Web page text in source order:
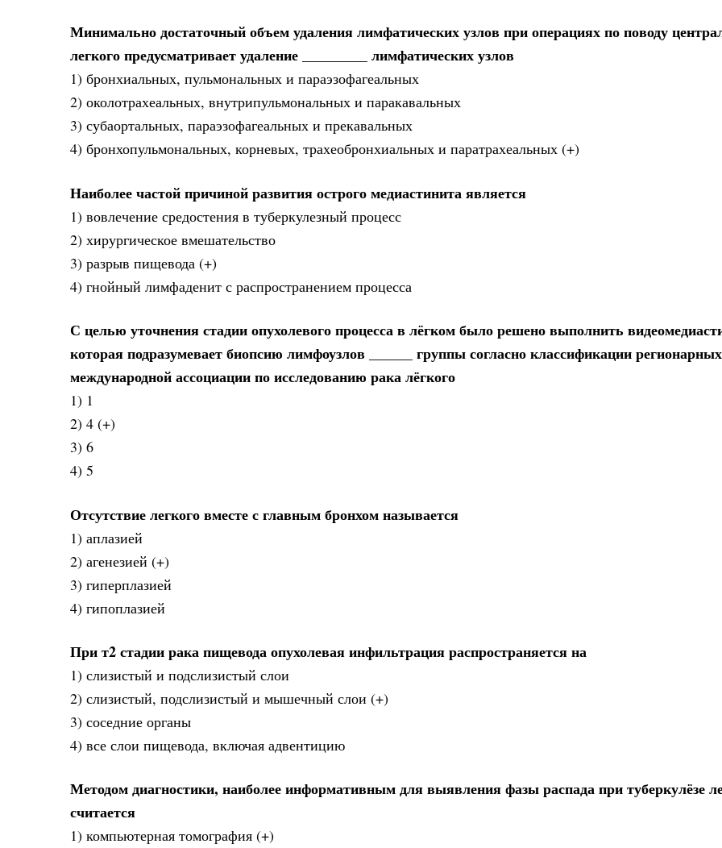
Минимально достаточный объем удаления лимфатических узлов при операциях по поводу
легкого предусматривает удаление _________ лимфатических узлов
1) бронхиальных, пульмональных и параэзофагеальных
2) околотрахеальных, внутрипульмональных и паракавальных
3) субаортальных, параэзофагеальных и прекавальных
4) бронхопульмональных, корневых, трахеобронхиальных и паратрахеальных (+)
Наиболее частой причиной развития острого медиастинита является
1) вовлечение средостения в туберкулезный процесс
2) хирургическое вмешательство
3) разрыв пищевода (+)
4) гнойный лимфаденит с распространением процесса
С целью уточнения стадии опухолевого процесса в лёгком было решено выполнить
которая подразумевает биопсию лимфоузлов ______ группы согласно классификации
международной ассоциации по исследованию рака лёгкого
1) 1
2) 4 (+)
3) 6
4) 5
Отсутствие легкого вместе с главным бронхом называется
1) аплазией
2) агенезией (+)
3) гиперплазией
4) гипоплазией
При т2 стадии рака пищевода опухолевая инфильтрация распространяется на
1) слизистый и подслизистый слои
2) слизистый, подслизистый и мышечный слои (+)
3) соседние органы
4) все слои пищевода, включая адвентицию
Методом диагностики, наиболее информативным для выявления фазы распада при туберкулёзе
считается
1) компьютерная томография (+)